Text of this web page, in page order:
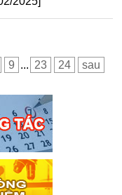
9 ... 23 24 sau